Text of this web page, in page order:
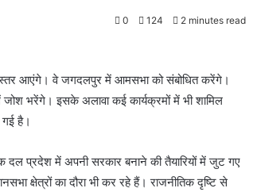
0 124 2 minutes read
बस्तर आएंगे। वे जगदलपुर में आमसभा को संबोधित करेंगे।
जोश भरेंगे। इसके अलावा कई कार्यक्रमों में भी शामिल
गई है।
दल प्रदेश में अपनी सरकार बनाने की तैयारियों में जुट गए
क्षेत्रों का दौरा भी कर रहे हैं। राजनीतिक दृष्टि से